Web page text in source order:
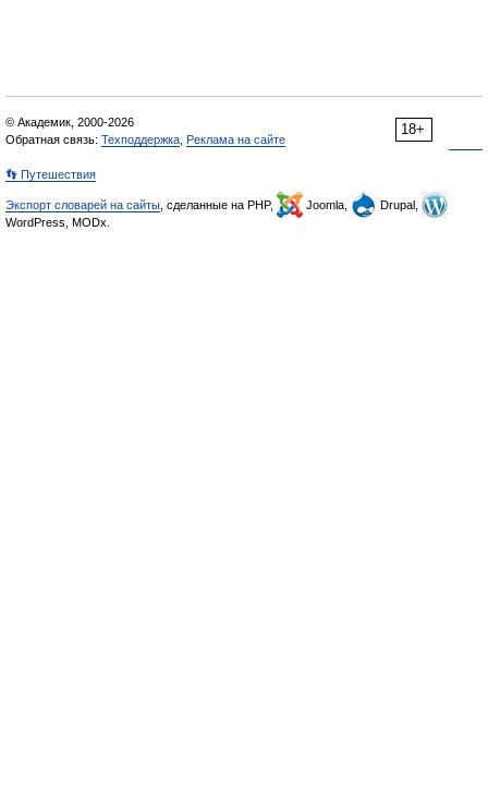
18+
© Академик, 2000-2026
Обратная связь: Техподдержка Реклама на сайте
👣 Путешествия
Экспорт словарей на сайты , сделанные на PHP, Joomla,
Drupal,
WordPress, MODx.